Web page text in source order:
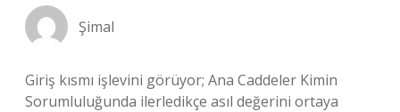
Şimal
Giriş kısmı işlevini görüyor; Ana Caddeler Kimin
Sorumluluğunda ilerledikçe asıl değerini ortaya